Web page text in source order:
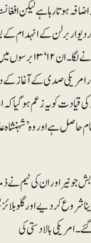
ہوتا رہا ہے لیکن
برلن کے انہدام کے
غرّہ آسمان سے باتیں
امریکی صدی کے آغاز کے
کو یہ زعم ہو گیا کہ
ہے اور وہ ’شہنشاہ
جونیر اور ان کی ٹیم نے
شروع کر دیے اور
امریکی بالادستی کی